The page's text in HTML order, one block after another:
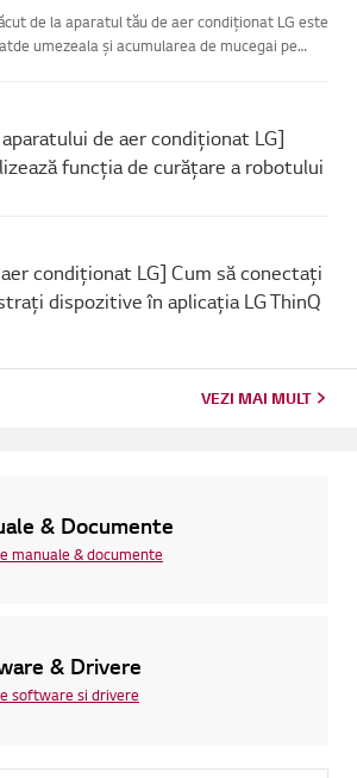
de la aparatul tău de aer condiționat LG este
umezeala și acumularea de mucegai pe
de aer condiționat LG]
funcția de curățare a robotului
condiționat LG] Cum să conectați
dispozitive în aplicația LG ThinQ
VEZI MAI MULT
& Documente
manuale & documente
& Drivere
software si drivere